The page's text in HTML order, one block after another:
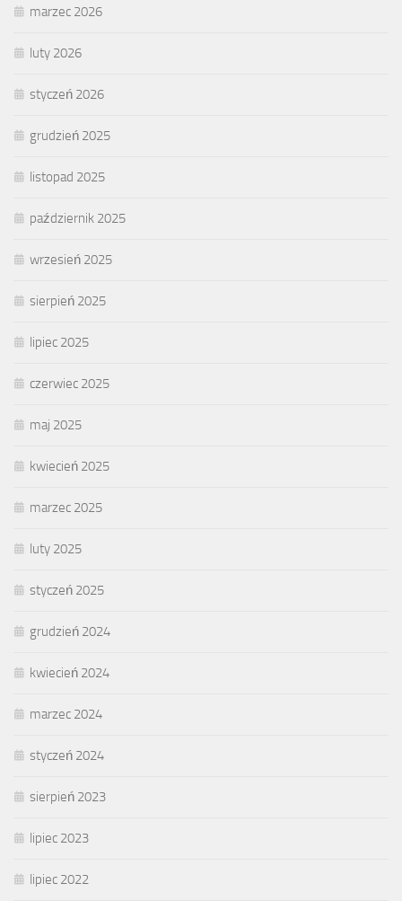
marzec 2026
luty 2026
styczeń 2026
grudzień 2025
listopad 2025
październik 2025
wrzesień 2025
sierpień 2025
lipiec 2025
czerwiec 2025
maj 2025
kwiecień 2025
marzec 2025
luty 2025
styczeń 2025
grudzień 2024
kwiecień 2024
marzec 2024
styczeń 2024
sierpień 2023
lipiec 2023
lipiec 2022